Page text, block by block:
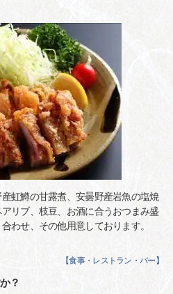
虹鱒の甘露煮、安曇野産岩魚の塩焼
リブ、枝豆、お酒に合うおつまみ盛
わせ、その他用意しております。
【食事・レストラン・バー 】
？